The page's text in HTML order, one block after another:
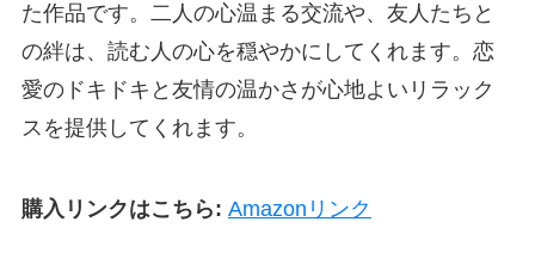
た作品です。二人の心温まる交流や、友人たちと
の絆は、読む人の心を穏やかにしてくれます。恋
愛のドキドキと友情の温かさが心地よいリラック
スを提供してくれます。
購入リンクはこちら: Amazonリンク